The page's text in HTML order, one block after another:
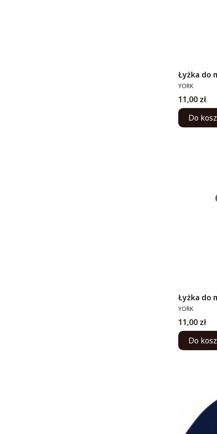
Łyżka do
PRODUCENT
YORK
Cena
11,00 zł
Do
Łyżka do
PRODUCENT
YORK
Cena
11,00 zł
Do